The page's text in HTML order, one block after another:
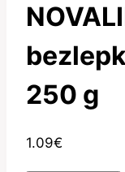
250 g
1.09€